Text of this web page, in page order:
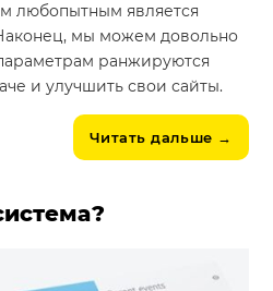
любопытным является
мы можем довольно
ранжируются
и улучшить свои сайты.
Читать дальше →